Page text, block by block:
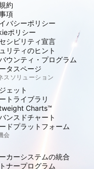
約
項
バシーポリシー
ポリシー
シビリティ宣言
リティのヒント
ウンティ・プログラム
タスページ
スソリューション
ェット
トライブラリ
Charts™
ンスドチャート
ドプラットフォーム
会
カーシステムの統合
ナープログラム